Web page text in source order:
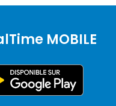
MOBILE